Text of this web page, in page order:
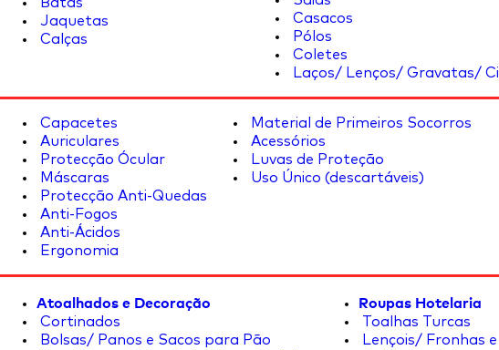
Jaquetas
Calças
Casacos
Pólos
Coletes
Laços/ Lenços/ Gravatas/
Capacetes
Auriculares
Protecção Ócular
Máscaras
Protecção Anti-Quedas
Anti-Fogos
Anti-Ácidos
Ergonomia
Material de Primeiros Socorros
Acessórios
Luvas de Proteção
Uso Único (descartáveis)
Atoalhados e Decoração
Cortinados
Bolsas/ Panos e Sacos para Pão
Roupas Hotelaria
Toalhas Turcas
Lençois/ Fronhas